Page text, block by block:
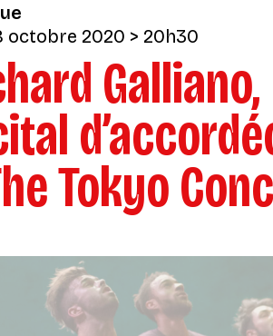
octobre 2020 > 20h30
Galliano,
Tokyo